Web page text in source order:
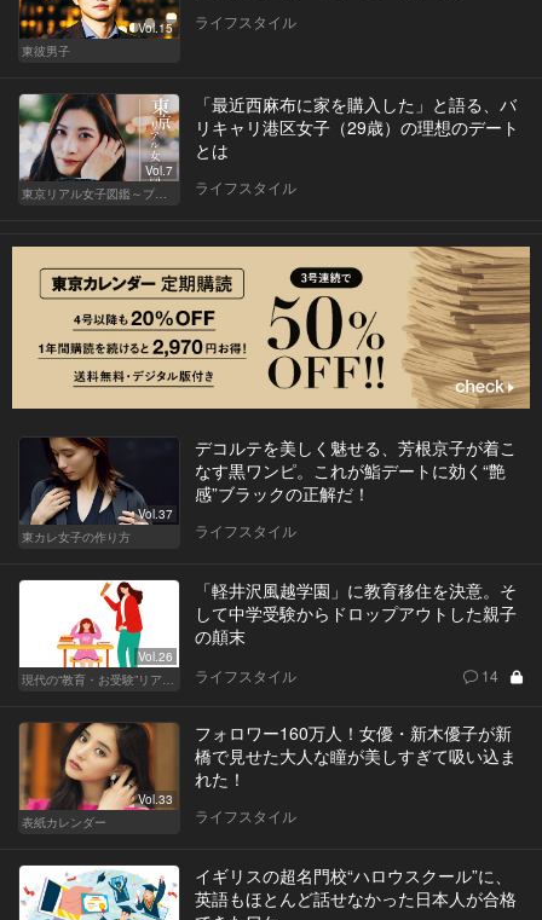
Vol.15
東彼男子
ライフスタイル
Vol.7
東京リアル女子図鑑～プロローグ編～
「最近西麻布に家を購入した」と語る、バ
リキャリ港区女子（29歳）の理想のデート
とは
ライフスタイル
Vol.37
東カレ女子の作り方
デコルテを美しく魅せる、芳根京子が着こ
なす黒ワンピ。これが鮨デートに効く“艶
感”ブラックの正解だ！
ライフスタイル
Vol.26
現代の“教育・お受験”リアルドキュメント
「軽井沢風越学園」に教育移住を決意。そ
して中学受験からドロップアウトした親子
の顛末
ライフスタイル 14
Vol.33
表紙カレンダー
フォロワー160万人！女優・新木優子が新
橋で見せた大人な瞳が美しすぎて吸い込ま
れた！
ライフスタイル
イギリスの超名門校“ハロウスクール”に、
英語もほとんど話せなかった日本人が合格